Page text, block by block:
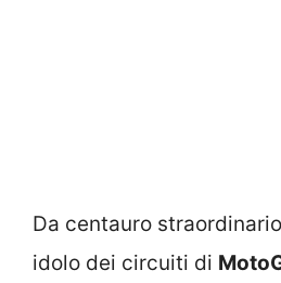
Da centauro
idolo dei circuiti di